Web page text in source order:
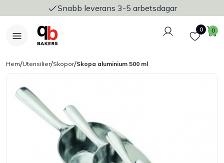
Snabb leverans 3-5 arbetsdagar
Logga in
Favoriter
0 0
Nyheter
Bakers Pureline
Bageriplåtar & bakformar
Hem/Utensilier/Skopor/Skopa aluminium 500 ml